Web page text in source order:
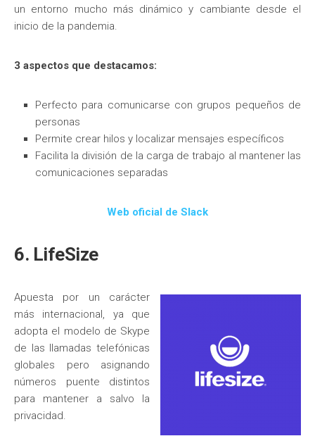
un entorno mucho más dinámico y cambiante desde el
inicio de la pandemia.
3 aspectos que destacamos:
Perfecto para comunicarse con grupos pequeños de
personas
Permite crear hilos y localizar mensajes específicos
Facilita la división de la carga de trabajo al mantener las
comunicaciones separadas
Web oficial de Slack
6. LifeSize
Apuesta por un carácter
más internacional, ya que
adopta el modelo de Skype
de las llamadas telefónicas
globales pero asignando
números puente distintos
para mantener a salvo la
privacidad.